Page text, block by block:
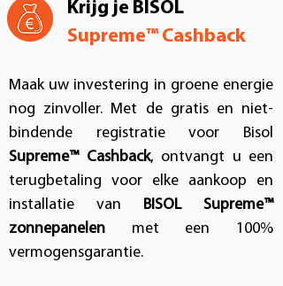
Krijg je BISOL
Supreme™ Cashback
Maak uw investering in groene energie
nog zinvoller. Met de gratis en niet-
bindende registratie voor Bisol
Supreme™ Cashback, ontvangt u een
terugbetaling voor elke aankoop en
installatie van BISOL Supreme™
zonnepanelen met een 100%
vermogensgarantie.